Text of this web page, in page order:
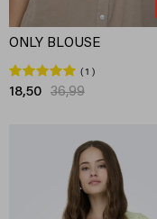
ONLY BLOUSE
1
18,50 36,99